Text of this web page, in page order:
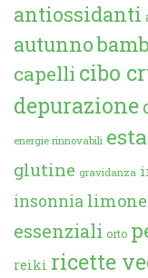
antiossidanti
autunno
capelli cibo
depurazione
energie rinnovabili
glutine gravidanza
insonnia limone
essenziali orto
reiki ricette